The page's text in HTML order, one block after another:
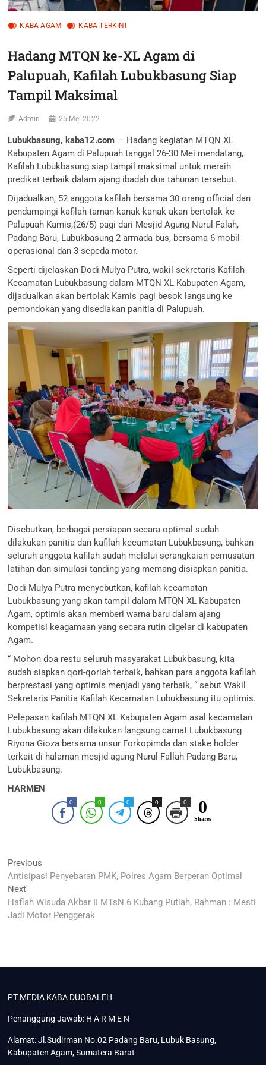
KABA AGAM KABA TERKINI
Hadang MTQN ke-XL Agam di
Palupuah, Kafilah Lubukbasung Siap
Tampil Maksimal
Admin 25 Mei 2022
Lubukbasung, kaba12.com — Hadang kegiatan MTQN XL
Kabupaten Agam di Palupuah tanggal 26-30 Mei mendatang,
Kafilah Lubukbasung siap tampil maksimal untuk meraih
predikat terbaik dalam ajang ibadah dua tahunan tersebut.
Dijadualkan, 52 anggota kafilah bersama 30 orang official dan
pendampingi kafilah taman kanak-kanak akan bertolak ke
Palupuah Kamis,(26/5) pagi dari Mesjid Agung Nurul Falah,
Padang Baru, Lubukbasung 2 armada bus, bersama 6 mobil
operasional dan 3 sepeda motor.
Seperti dijelaskan Dodi Mulya Putra, wakil sekretaris Kafilah
Kecamatan Lubukbasung dalam MTQN XL Kabupaten Agam,
dijadualkan akan bertolak Kamis pagi besok langsung ke
pemondokan yang disediakan panitia di Palupuah.
Disebutkan, berbagai persiapan secara optimal sudah
dilakukan panitia dan kafilah kecamatan Lubukbasung, bahkan
seluruh anggota kafilah sudah melalui serangkaian pemusatan
latihan dan simulasi tanding yang memang disiapkan panitia.
Dodi Mulya Putra menyebutkan, kafilah kecamatan
Lubukbasung yang akan tampil dalam MTQN XL Kabupaten
Agam, optimis akan memberi warna baru dalam ajang
kompetisi keagamaan yang secara rutin digelar di kabupaten
Agam.
“ Mohon doa restu seluruh masyarakat Lubukbasung, kita
sudah siapkan qori-qoriah terbaik, bahkan para anggota kafilah
berprestasi yang optimis menjadi yang terbaik, “ sebut Wakil
Sekretaris Panitia Kafilah Kecamatan Lubukbasung itu optimis.
Pelepasan kafilah MTQN XL Kabupaten Agam asal kecamatan
Lubukbasung akan dilakukan langsung camat Lubukbasung
Riyona Gioza bersama unsur Forkopimda dan stake holder
terkait di halaman mesjid agung Nurul Fallah Padang Baru,
Lubukbasung.
HARMEN
0 0 0 0 0 0
Shares
Navigasi
pos
Previous
post:
Antisipasi Penyebaran PMK, Polres Agam Berperan Optimal
NextNext
post:
Haflah Wisuda Akbar II MTsN 6 Kubang Putiah, Rahman : Mesti
Jadi Motor Penggerak
PT.MEDIA KABA DUOBALEH
Penanggung Jawab: H A R M E N
Alamat: Jl.Sudirman No.02 Padang Baru, Lubuk Basung,
Kabupaten Agam, Sumatera Barat